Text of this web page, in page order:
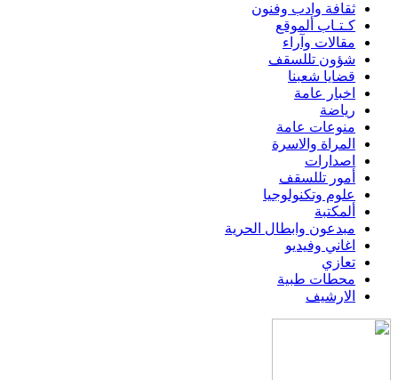
ثقافة وادب وفنون
كـتـاب ألموقع
مقالات وآراء
شؤون تللسقف
قضايا شعبنا
اخبار عامة
رياضة
منوعات عامة
المراة والاسرة
اصدارات
أمور تللسقف
علوم وتكنولوجيا
ألمكتبة
مبدعون وابطال الحرية
اغاني وفيديو
تعازي
محطات طبية
الارشيف